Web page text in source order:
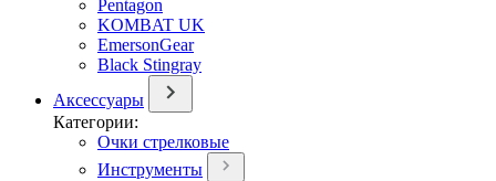
Pentagon
KOMBAT UK
EmersonGear
Black Stingray
Аксессуары
Категории:
Очки стрелковые
Инструменты